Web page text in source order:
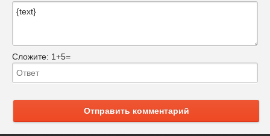
Сложите: 1+5=
Отправить комментарий